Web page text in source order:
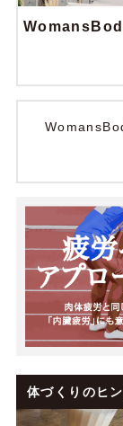
体づくりのヒ